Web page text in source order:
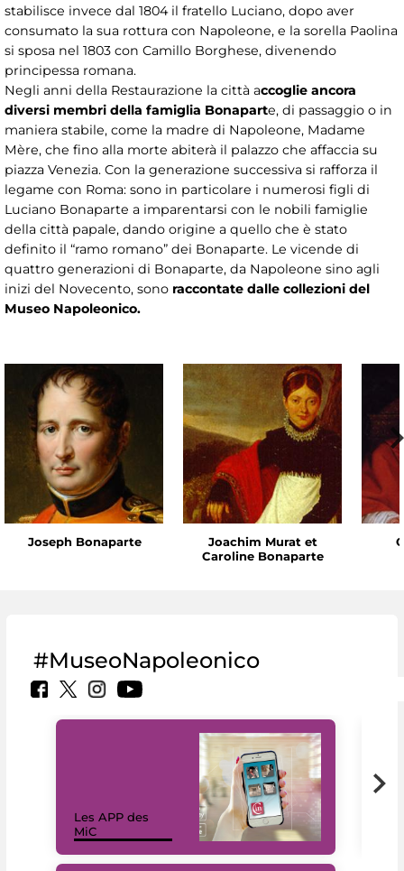
stabilisce invece dal 1804 il fratello Luciano, dopo aver
consumato la sua rottura con Napoleone, e la sorella Paolina
si sposa nel 1803 con Camillo Borghese, divenendo
principessa romana.
Negli anni della Restaurazione la città accoglie ancora
diversi membri della famiglia Bonaparte, di passaggio o in
maniera stabile, come la madre di Napoleone, Madame
Mère, che fino alla morte abiterà il palazzo che affaccia su
piazza Venezia. Con la generazione successiva si rafforza il
legame con Roma: sono in particolare i numerosi figli di
Luciano Bonaparte a imparentarsi con le nobili famiglie
della città papale, dando origine a quello che è stato
definito il “ramo romano” dei Bonaparte. Le vicende di
quattro generazioni di Bonaparte, da Napoleone sino agli
inizi del Novecento, sono raccontate dalle collezioni del
Museo Napoleonico.
Joseph Bonaparte
Joachim Murat et
Caroline Bonaparte
#MuseoNapoleonico
Les APP des
MiC